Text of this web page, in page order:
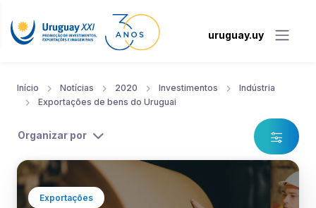
uruguay.uy
Início Notícias 2020 Investimentos
Indústria
Exportações de bens do Uruguai
Organizar por
Exportações